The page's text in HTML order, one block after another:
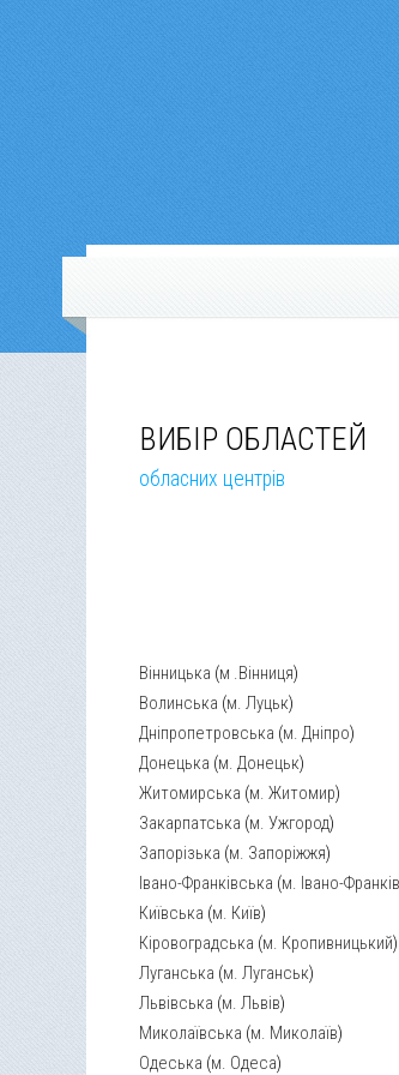
ВИБІР ОБЛАСТЕЙ
обласних центрів
Вінницька (м .Вінниця)
Волинська (м. Луцьк)
Дніпропетровська (м. Дніпро)
Донецька (м. Донецьк)
Житомирська (м. Житомир)
Закарпатська (м. Ужгород)
Запорізька (м. Запоріжжя)
Івано-Франківська (м. Івано-
Київська (м. Київ)
Кіровоградська (м. Кропивницький)
Луганська (м. Луганськ)
Львівська (м. Львів)
Миколаївська (м. Миколаїв)
Одеська (м. Одеса)